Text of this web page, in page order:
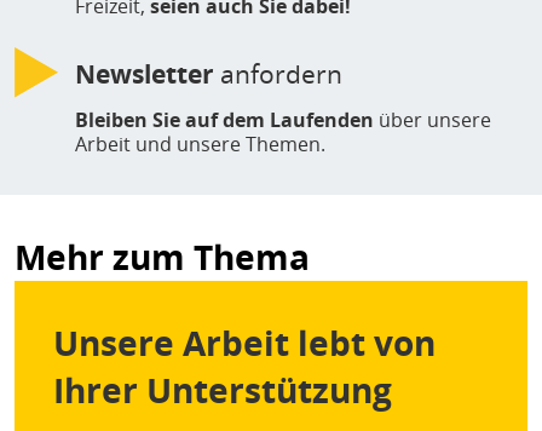
Freizeit, seien auch Sie dabei!
Newsletter anfordern
Bleiben Sie auf dem Laufenden über unsere
Arbeit und unsere Themen.
Mehr zum Thema
Unsere Arbeit lebt von
Ihrer Unterstützung